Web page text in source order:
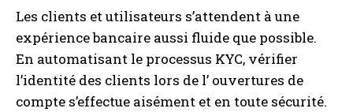
Les clients et utilisateurs s’attendent à une
expérience bancaire aussi fluide que possible.
En automatisant le processus KYC, vérifier
l’identité des clients lors de l’ ouvertures de
compte s’effectue aisément et en toute sécurité.